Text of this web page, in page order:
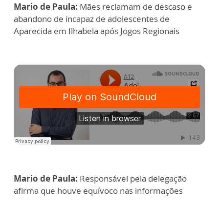
Mario de Paula: Mães reclamam de descaso e
abandono de incapaz de adolescentes de
Aparecida em Ilhabela após Jogos Regionais
Mario de Paula: Responsável pela delegação
afirma que houve equívoco nas informações